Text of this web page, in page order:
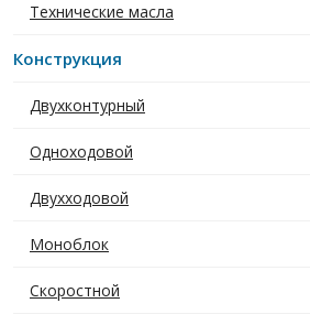
Технические масла
Конструкция
Двухконтурный
Одноходовой
Двухходовой
Моноблок
Скоростной